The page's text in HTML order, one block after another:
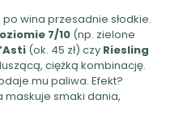
wina przesadnie słodkie.
7/10(np. zielone
(ok. 45 zł) czy Riesling
ciężką kombinację.
mu paliwa. Efekt?
maskuje smaki dania,